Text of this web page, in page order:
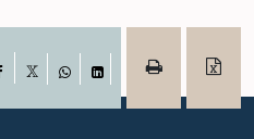
Facebook
WhatsAppLinkedIn